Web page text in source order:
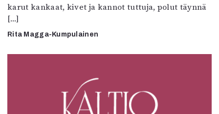
karut kankaat, kivet ja kannot tuttuja, polut täynnä
[…]
Rita Magga-Kumpulainen